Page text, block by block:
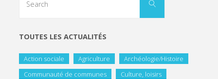
TOUTES LES ACTUALITÉS
Action sociale Agriculture
Archéologie/Histoire
Communauté de communes
Culture, loisirs